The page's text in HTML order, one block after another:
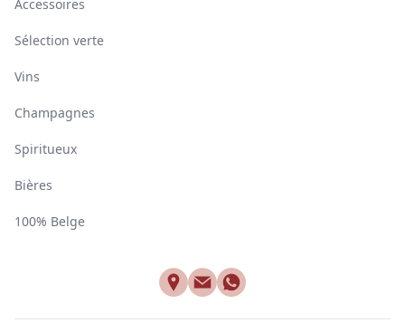
Accessoires
Sélection verte
Vins
Champagnes
Spiritueux
Bières
100% Belge